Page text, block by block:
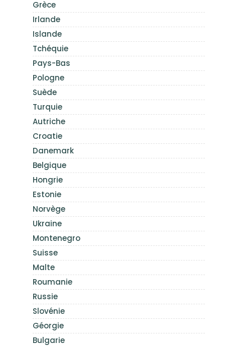
Grèce
Irlande
Islande
Tchéquie
Pays-Bas
Pologne
Suède
Turquie
Autriche
Croatie
Danemark
Belgique
Hongrie
Estonie
Norvège
Ukraine
Montenegro
Suisse
Malte
Roumanie
Russie
Slovénie
Géorgie
Bulgarie